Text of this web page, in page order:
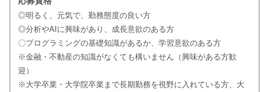
◎明るく、元気で、勤務態度の良い方
◎分析やAIに興味があり、成長意欲のある方
〇プログラミングの基礎知識があるか、学習意欲のある方
※金融・不動産の知識がなくても構いません（興味がある方歓
迎）
※大学卒業・大学院卒業まで長期勤務を視野に入れている方、大